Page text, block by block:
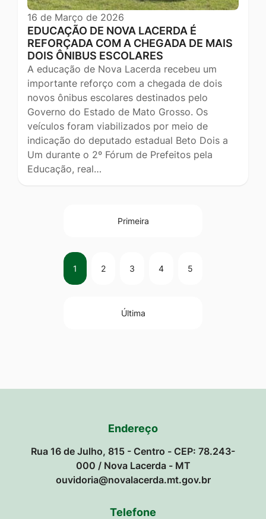
16 de Março de 2026
EDUCAÇÃO DE NOVA LACERDA É
REFORÇADA COM A CHEGADA DE MAIS
DOIS ÔNIBUS ESCOLARES
A educação de Nova Lacerda recebeu um
importante reforço com a chegada de dois
novos ônibus escolares destinados pelo
Governo do Estado de Mato Grosso. Os
veículos foram viabilizados por meio de
indicação do deputado estadual Beto Dois a
Um durante o 2º Fórum de Prefeitos pela
Educação, real…
Primeira
1 2 3 4 5
Última
Endereço
Rua 16 de Julho, 815 - Centro - CEP: 78.243-
000 / Nova Lacerda - MT
ouvidoria@novalacerda.mt.gov.br
Telefone